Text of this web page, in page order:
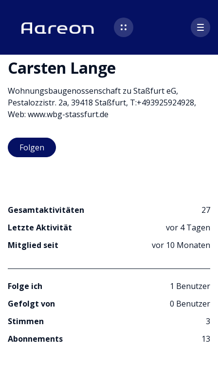
Carsten Lange
Wohnungsbaugenossenschaft zu Staßfurt eG,
Pestalozzistr. 2a, 39418 Staßfurt, T:+493925924928,
Web: www.wbg-stassfurt.de
Folgen
Gesamtaktivitäten
27
Letzte Aktivität
vor 4 Tagen
Mitglied seit
vor 10 Monaten
Folge ich
1 Benutzer
Gefolgt von
0 Benutzer
Stimmen
3
Abonnements
13